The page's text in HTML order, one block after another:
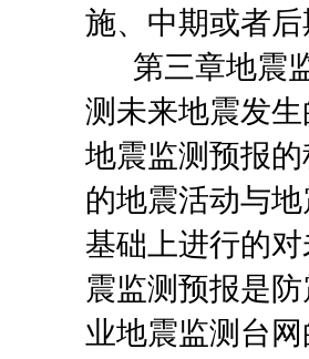
施、中期或者
第三章地震
测未来地震发
地震监测预报
的地震活动与
基础上进行的
震监测预报是
业地震监测台